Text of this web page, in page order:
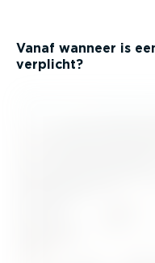
Vanaf wanneer is
verplicht?